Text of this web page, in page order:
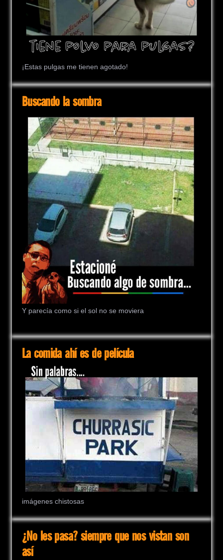
¡Estas pulgas me tienen agotado!
Buscando la sombra
Y parecía como si el sol no se moviera
La comida ahí es de película
imágenes chistosas
¿No les pasa? siempre que nos vistan son
así